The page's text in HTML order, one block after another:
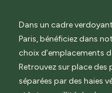
Dans un cadre
Paris, bénéficiez dans
choix d’emplacements
Retrouvez sur place des
séparées par des haies